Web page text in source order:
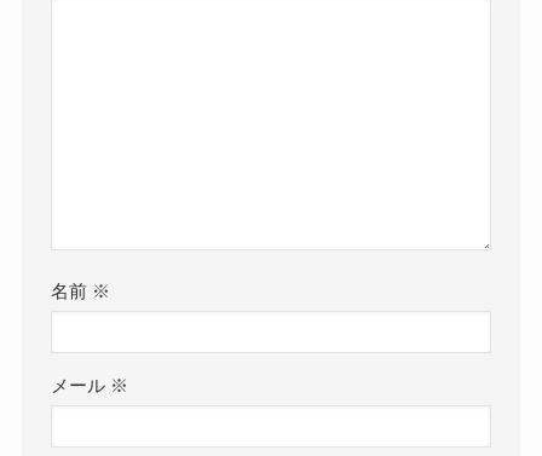
名前 ※
メール ※